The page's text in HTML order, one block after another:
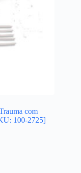
com
100-2725]